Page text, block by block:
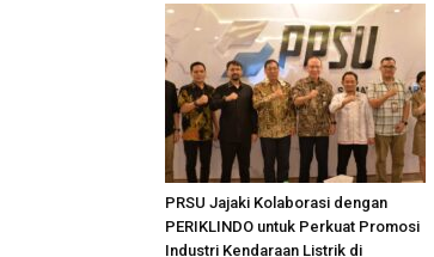
PRSU Jajaki Kolaborasi dengan
PERIKLINDO untuk Perkuat Promosi
Industri Kendaraan Listrik di